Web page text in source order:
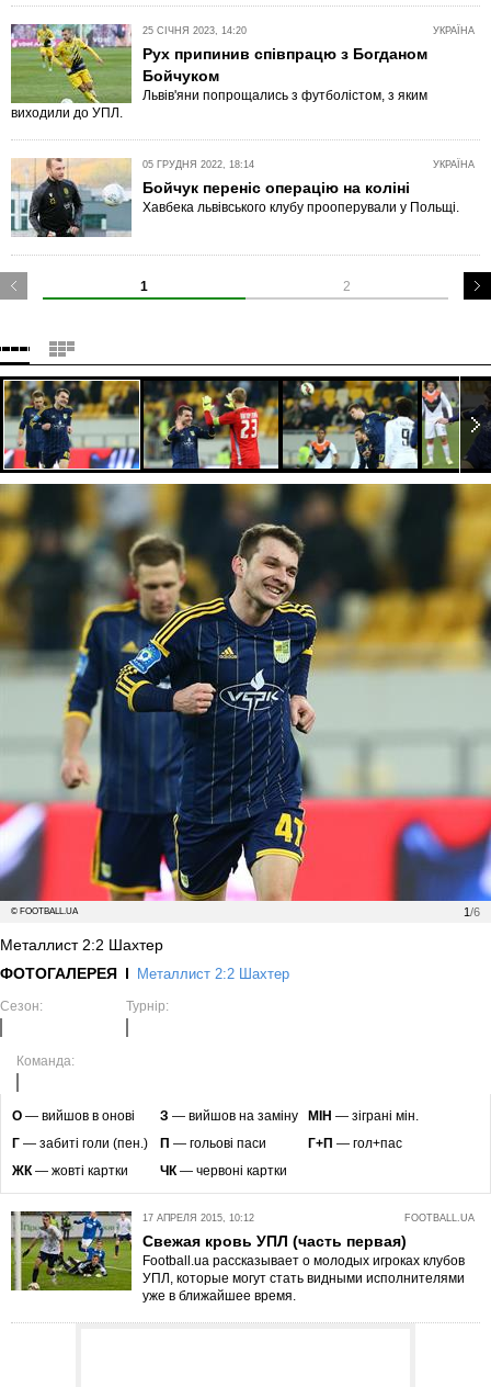
УКРАЇНА
25 СІЧНЯ 2023, 14:20
Рух припинив співпрацю з Богданом
Бойчуком
Львів'яни попрощались з футболістом, з яким
виходили до УПЛ.
УКРАЇНА
05 ГРУДНЯ 2022, 18:14
Бойчук переніс операцію на коліні
Хавбека львівського клубу прооперували у Польщі.
1 2
1/6
© FOOTBALL.UA
Металлист 2:2 Шахтер
ФОТОГАЛЕРЕЯ
Металлист 2:2 Шахтер
Сезон: Турнір:
Команда:
O — вийшов в онові З — вийшов на заміну МІН — зіграні мін.
Г — забиті голи (пен.) П — гольові паси Г+П — гол+пас
ЖК— жовті картки ЧК— червоні картки
FOOTBALL.UA
17 АПРЕЛЯ 2015, 10:12
Свежая кровь УПЛ (часть первая)
Football.ua рассказывает о молодых игроках клубов
УПЛ, которые могут стать видными исполнителями
уже в ближайшее время.